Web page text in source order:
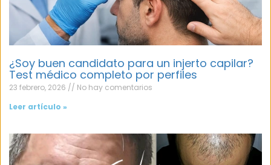
¿Soy buen candidato para un injerto capilar?
Test médico completo por perfiles
23 febrero, 2026
No hay comentarios
Leer artículo »